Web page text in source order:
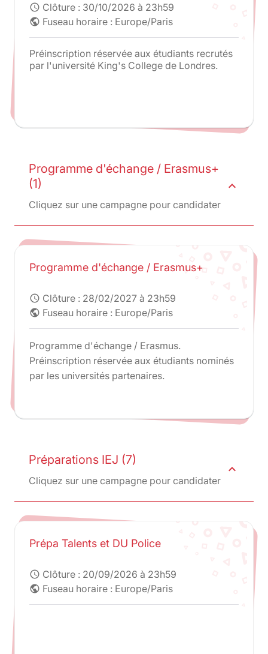
schedule Clôture : 30/10/2026 à 23h59
public Fuseau horaire : Europe/Paris
Préinscription réservée aux étudiants recrutés
par l'université King's College de Londres.
Programme d'échange / Erasmus+
(1)
Cliquez sur une campagne pour candidater
expand_less
Programme d'échange / Erasmus+
schedule Clôture : 28/02/2027 à 23h59
public Fuseau horaire : Europe/Paris
Programme d'échange / Erasmus.
Préinscription réservée aux étudiants nominés
par les universités partenaires.
Préparations IEJ (7)
Cliquez sur une campagne pour candidater
expand_less
Prépa Talents et DU Police
schedule Clôture : 20/09/2026 à 23h59
public Fuseau horaire : Europe/Paris